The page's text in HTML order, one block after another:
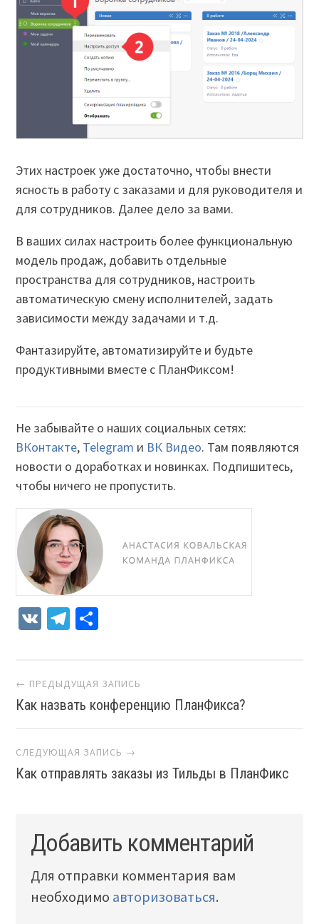
Этих настроек уже достаточно, чтобы внести
ясность в работу с заказами и для руководителя и
для сотрудников. Далее дело за вами.
В ваших силах настроить более функциональную
модель продаж, добавить отдельные
пространства для сотрудников, настроить
автоматическую смену исполнителей, задать
зависимости между задачами и т.д.
Фантазируйте, автоматизируйте и будьте
продуктивными вместе с ПланФиксом!
Не забывайте о наших социальных сетях:
ВКонтакте, Telegram и ВК Видео. Там появляются
новости о доработках и новинках. Подпишитесь,
чтобы ничего не пропустить.
VK Telegram
Навигация
← ПРЕДЫДУЩАЯ ЗАПИСЬ
Как назвать конференцию ПланФикса?
СЛЕДУЮЩАЯ ЗАПИСЬ →
Как отправлять заказы из Тильды в ПланФикс
Добавить комментарий
Для отправки комментария вам
необходимо авторизоваться.